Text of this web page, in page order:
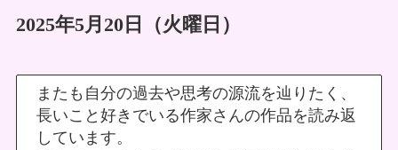
2025年5月20日（火曜日）
またも自分の過去や思考の源流を辿りたく、
長いこと好きでいる作家さんの作品を読み返
しています。